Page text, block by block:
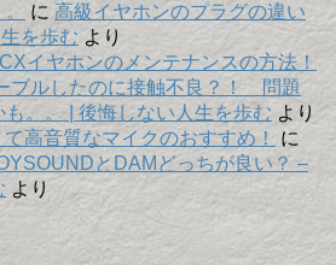
に 高級イヤホンのプラグの違い
を歩む より
イヤホンのメンテナンスの方法！
ブルしたのに接触不良？！ 問題
。。 | 後悔しない人生を歩む より
高音質なマイクのおすすめ！
に
とDAMどっちが良い？ –
より